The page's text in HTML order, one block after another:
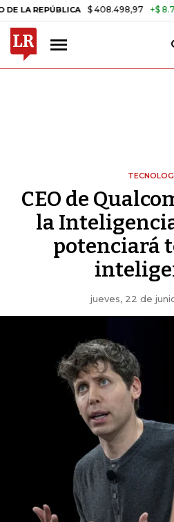
$ 408.498,97 +$ 8.753,81
CEO de
la
potenciará
jueves, 22 de